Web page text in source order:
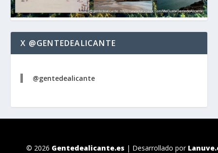
X @GENTEDEALICANTE
@gentedealicante
© 2026 Gentedealicante.es | Desarrollado por